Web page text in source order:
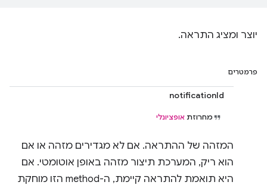
יוצר ומציג התראה.
פרמטרים
notificationId
מחרוזת אופציונלי
המזהה של ההתראה. אם לא מגדירים מזהה או אם
הוא ריק, המערכת תיצור מזהה באופן אוטומטי. אם
היא תואמת להתראה קיימת, ה-method הזו מוחקת